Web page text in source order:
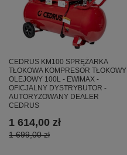
CEDRUS KM100 SPRĘŻARKA
TŁOKOWA KOMPRESOR TŁOKOWY
OLEJOWY 100L - EWIMAX -
OFICJALNY DYSTRYBUTOR -
AUTORYZOWANY DEALER
CEDRUS
1 614,00 zł
1 699,00 zł